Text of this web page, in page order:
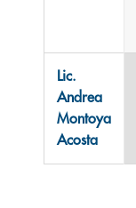
Lic.
Andrea
Montoya
Acosta